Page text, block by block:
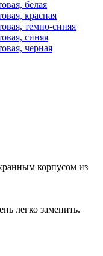
корпусом из
легко заменить.